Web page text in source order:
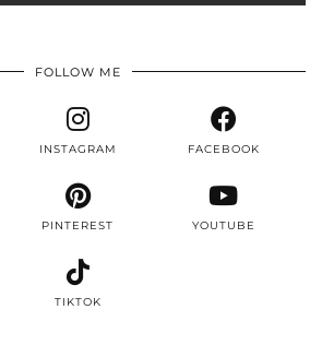
FOLLOW ME
INSTAGRAM FACEBOOK
PINTEREST YOUTUBE
TIKTOK